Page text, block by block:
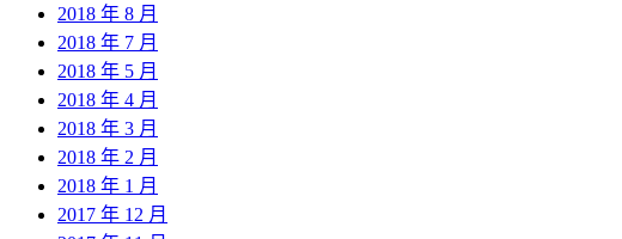
2018 年 8 月
2018 年 7 月
2018 年 5 月
2018 年 4 月
2018 年 3 月
2018 年 2 月
2018 年 1 月
2017 年 12 月